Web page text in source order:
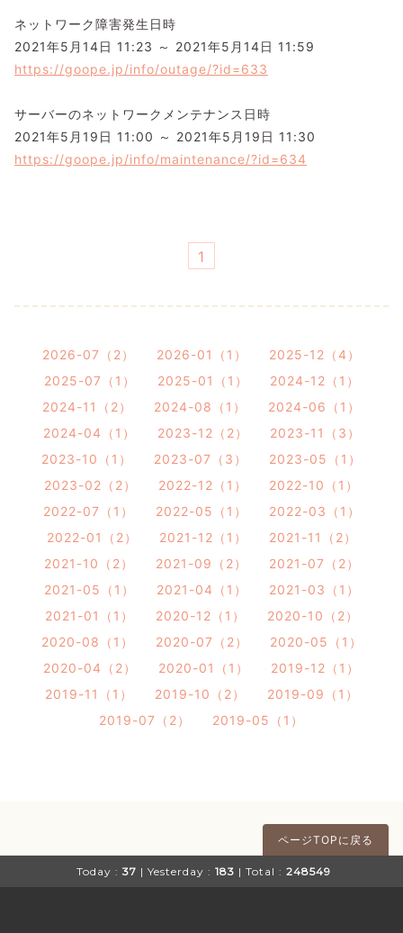
ネットワーク障害発生日時
2021年5月14日 11:23 ～ 2021年5月14日 11:59
https://goope.jp/info/outage/?id=633
サーバーのネットワークメンテナンス日時
2021年5月19日 11:00 ～ 2021年5月19日 11:30
https://goope.jp/info/maintenance/?id=634
1
2026-07（2） 2026-01（1）
2025-12（4）
2025-07（1）
2025-01（1）
2024-12（1）
2024-11（2）
2024-08（1）
2024-06（1）
2024-04（1）
2023-12（2）
2023-11（3）
2023-10（1）
2023-07（3）
2023-05（1）
2023-02（2）
2022-12（1）
2022-10（1）
2022-07（1）
2022-05（1）
2022-03（1）
2022-01（2）
2021-12（1）
2021-11（2）
2021-10（2）
2021-09（2）
2021-07（2）
2021-05（1）
2021-04（1）
2021-03（1）
2021-01（1）
2020-12（1）
2020-10（2）
2020-08（1）
2020-07（2）
2020-05（1）
2020-04（2）
2020-01（1）
2019-12（1）
2019-11（1）
2019-10（2）
2019-09（1）
2019-07（2）
2019-05（1）
ページTOPに戻る
Today : 37 | Yesterday : 183 | Total : 248549